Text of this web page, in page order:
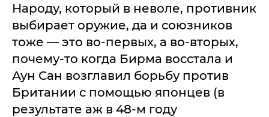
Народу, который в неволе, противник
выбирает оружие, да и союзников
тоже — это во-первых, а во-вторых,
почему-то когда Бирма восстала и
Аун Сан возглавил борьбу против
Британии с помощью японцев (в
результате аж в 48-м году